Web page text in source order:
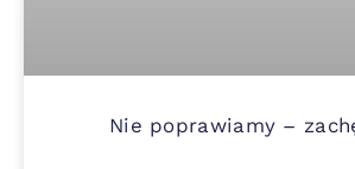
Nie poprawiamy –